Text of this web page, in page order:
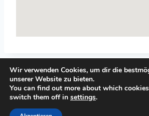
© 2026 Top-Systemisches-
Wir verwenden Cookies, um dir die
unserer Website zu bieten.
You can find out more about which
switch them off in settings.